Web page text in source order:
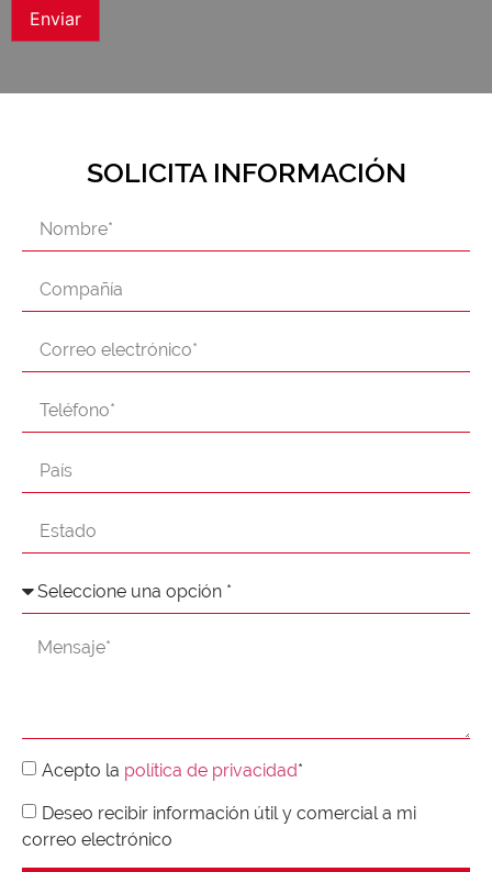
SOLICITA INFORMACIÓN
Acepto la política de privacidad*
Deseo recibir información útil y comercial a mi
correo electrónico